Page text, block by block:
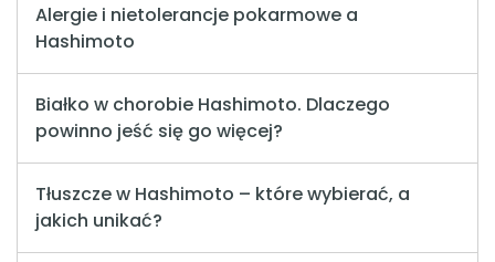
Alergie i nietolerancje pokarmowe a
Hashimoto
Białko w chorobie Hashimoto. Dlaczego
powinno jeść się go więcej?
Tłuszcze w Hashimoto – które wybierać, a
jakich unikać?